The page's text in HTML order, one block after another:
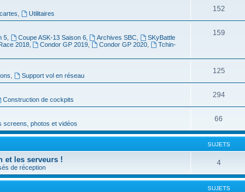
Utilitaires
152
5, Coupe ASK-13 Saison 6, Archives SBC
SKyBattle
2018, Condor GP 2019 Condor GP 2020
Tchin-
159
Support vol en réseau
125
Construction de cockpits
294
screens, photos et vidéos
66
SUJETS
et les serveurs !
de réception
4
SUJETS